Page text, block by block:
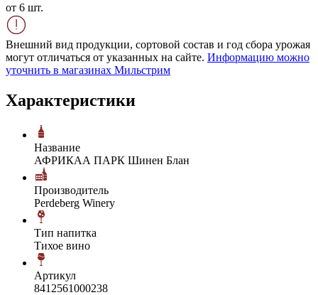
от 6 шт.
Внешний вид продукции, сортовой состав и год сбора урожая
могут отличаться от указанных на сайте. Информацию можно
уточнить в магазинах Мильстрим
Характеристики
Название
АФРИКАА ПАРК Шинен Блан
Производитель
Perdeberg Winery
Тип напитка
Тихое вино
Артикул
8412561000238